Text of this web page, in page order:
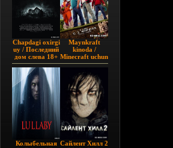
Chapdagi oxirgi
uy / Последний
дом слева 18+
(2009)
Maynkraft
kinoda /
Minecraft uchun
film / Maygiraft
2025 AQSH
filmi
Колыбельная Сайлент Хилл 2